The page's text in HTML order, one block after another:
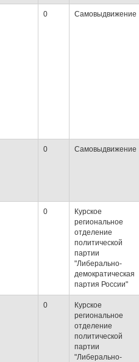
0 Самовыдвижение
0 Самовыдвижение
0
Курское
региональное
отделение
политической
партии
"Либерально-
демократическая
партия России"
0
Курское
региональное
отделение
политической
партии
"Либерально-